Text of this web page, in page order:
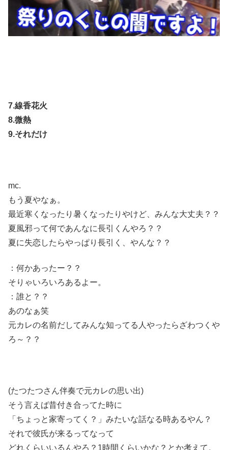
7.線香花火
8.微熱
9.それだけ
mc.
もう夏やなぁ。
最近寒くなったり暑くなったりやけど、みんな大丈夫？？
夏風邪って何であんなに長引くんやろ？？
夏に失恋したらやっぱり長引く、やんな？？
：何かあったー？？
そりゃいろいろあるよー。
：誰と？？
あのなぁ笑
元カレの名前だしてみんな知ってる人やったらざわつくや
ろ～？？
(たつたつさん伴奏で元カレの思い出)
そう言えば昔付き合ってた時に
「ちょっと家寄ってく？」みたいな話なる時あるやん？
それで彼氏が来るってなって
どれくらいいるんやろ？1時間くらいかな？とか考えて。